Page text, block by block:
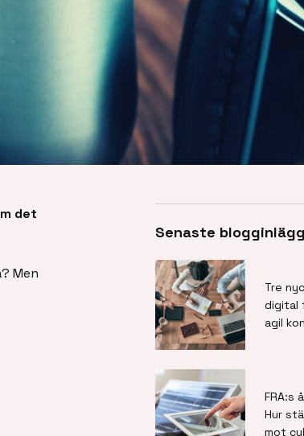
det
Men
Senaste
Tre
digital
agil
FRA:s
Hur
mot